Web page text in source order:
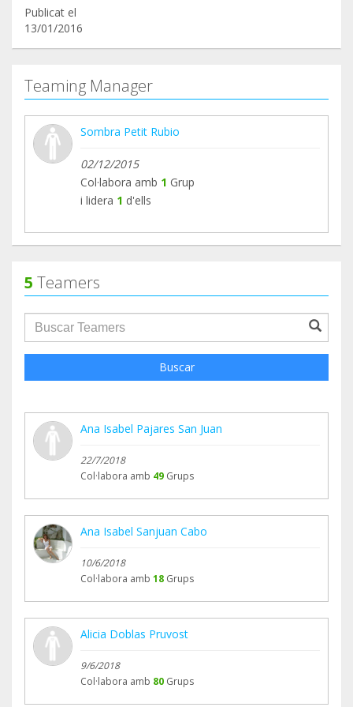
Publicat el
13/01/2016
Teaming Manager
Sombra Petit Rubio
02/12/2015
Col·labora amb 1 Grup
i lidera 1 d'ells
5 Teamers
groupProfile.searchForm.search.text???
Buscar
Ana Isabel Pajares San Juan
22/7/2018
Col·labora amb 49 Grups
Ana Isabel Sanjuan Cabo
10/6/2018
Col·labora amb 18 Grups
Alicia Doblas Pruvost
9/6/2018
Col·labora amb 80 Grups